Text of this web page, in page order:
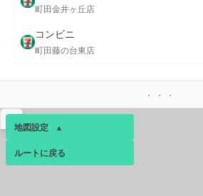
町田金井ヶ丘店
コンビニ
町田藤の台東店
地図設定 ▴
ベース ▴
ルートに戻る